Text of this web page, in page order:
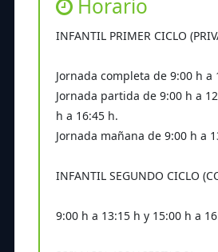
Horario
INFANTIL PRIMER CICLO
Jornada completa de 9:00 h a
Jornada partida de 9:00 h a
h a 16:45 h.
Jornada mañana de 9:00 h a
INFANTIL SEGUNDO CICLO
9:00 h a 13:15 h y 15:00 h a